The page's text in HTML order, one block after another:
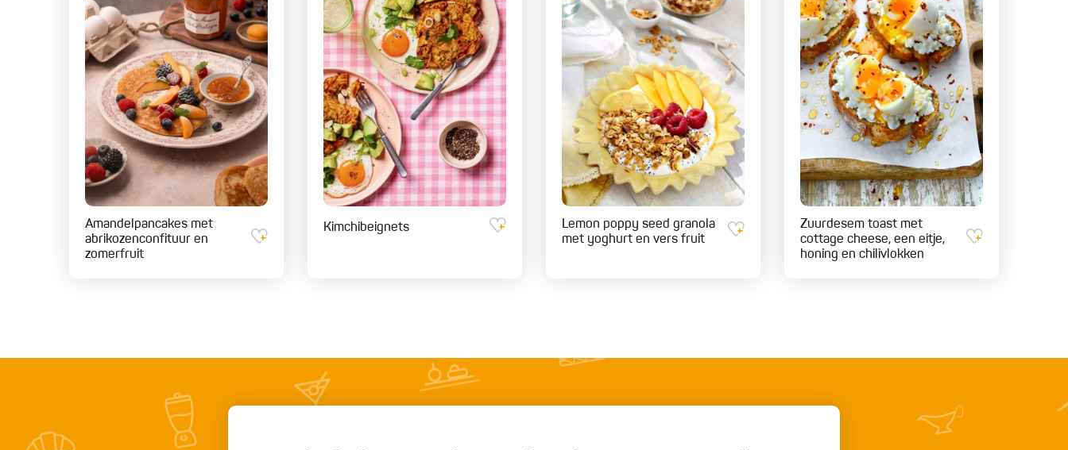
Amandelpancakes met
abrikozenconfituur en
zomerfruit
Kimchibeignets
Lemon poppy seed granola
met yoghurt en vers fruit
Zuurdesem toast met
cottage cheese, een eitje,
honing en chilivlokken